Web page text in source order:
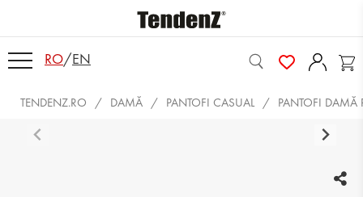
RO/EN
TENDENZ.RO DAMĂ PANTOFI CASUAL PANTOFI